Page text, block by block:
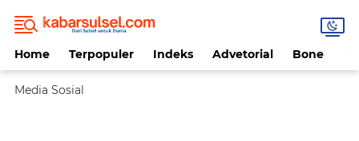
Home Terpopuler Indeks Advetorial Bone
Media Sosial